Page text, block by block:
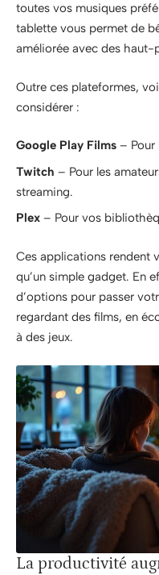
toutes vos musiques
tablette vous permet de
améliorée avec des haut-
Outre ces plateformes,
considérer :
Google Play Films – Pour
Twitch – Pour les
streaming.
Plex – Pour vos
Ces applications rendent
qu’un simple gadget. En
d’options pour passer
regardant des films, en
à des jeux.
La productivité